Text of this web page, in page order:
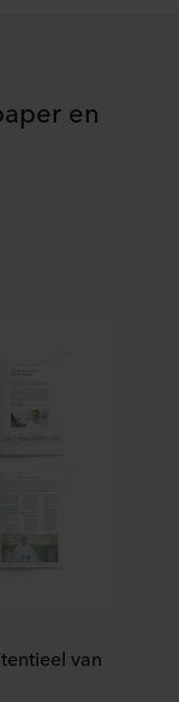
en
van